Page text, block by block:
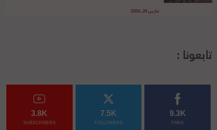
مارس 24, 2026
تابعونا :
9.3K
FANS
7.5K
FOLLOWERS
3.8K
SUBSCRIBERS